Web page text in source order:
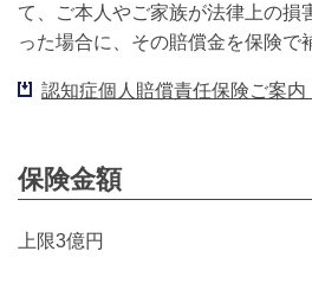
て、ご本人やご家族が法律上の損
った場合に、その賠償金を保険で
認知症個人賠償責任保険ご案内
保険金額
上限3億円